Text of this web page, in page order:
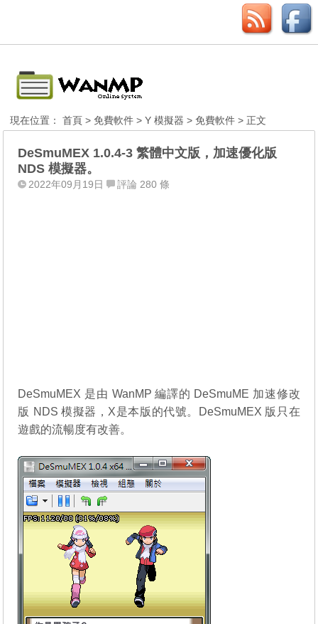
現在位置：首頁 >免費軟件 >Y 模擬器 >免費軟件 > 正文
DeSmuMEX 1.0.4-3 繁體中文版，加速優化版
NDS 模擬器。
2022年09月19日 評論 280 條
DeSmuMEX 是由 WanMP 編譯的 DeSmuME 加速修改
版 NDS 模擬器，X是本版的代號。DeSmuMEX 版只在
遊戲的流暢度有改善。